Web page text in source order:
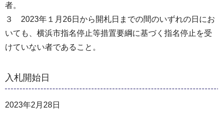
者。
３ 2023年１月26日から開札日までの間のいずれの日にお
いても、横浜市指名停止等措置要綱に基づく指名停止を受
けていない者であること。
入札開始日
2023年2月28日